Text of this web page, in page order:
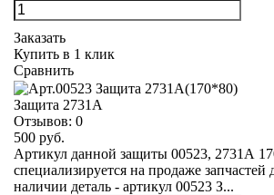
Заказать
Купить в 1 клик
Сравнить
Защита 2731А
Отзывов: 0
500 руб.
Артикул данной защиты 00523, 2731А
специализируется на продаже запчастей
наличии деталь - артикул 00523 З...